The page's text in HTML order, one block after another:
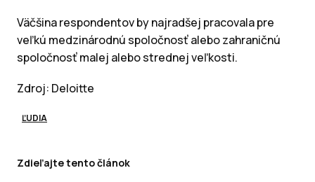
Väčšina respondentov by najradšej pracovala pre
veľkú medzinárodnú spoločnosť alebo zahraničnú
spoločnosť malej alebo strednej veľkosti.
Zdroj: Deloitte
ĽUDIA
Zdieľajte tento článok